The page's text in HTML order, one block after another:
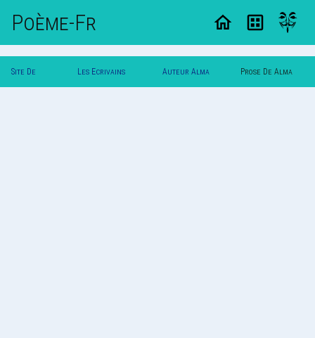
Poème-Fr
Site De Les Ecrivains Auteur Alma Prose De Alma